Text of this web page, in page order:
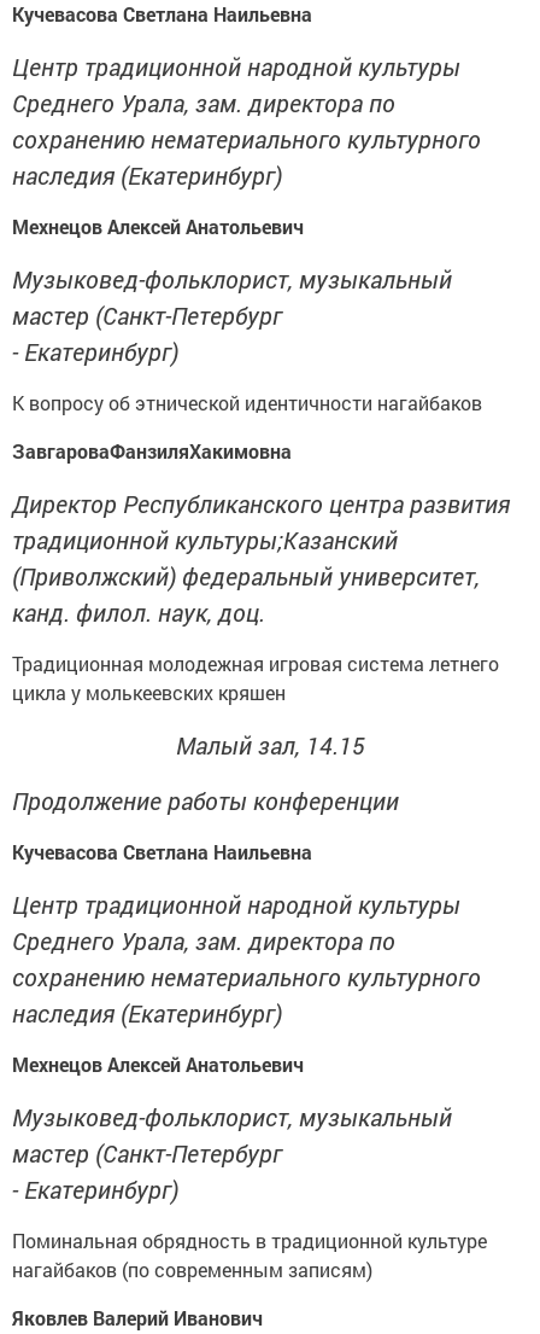
Кучевасова Светлана Наильевна
Центр традиционной народной культуры
Среднего Урала, зам. директора по
сохранению нематериального культурного
наследия (Екатеринбург)
Мехнецов Алексей Анатольевич
Музыковед-фольклорист, музыкальный
мастер (Санкт-Петербург
- Екатеринбург)
К вопросу об этнической идентичности нагайбаков
ЗавгароваФанзиляХакимовна
Директор Республиканского центра развития
традиционной культуры;Казанский
(Приволжский) федеральный университет,
канд. филол. наук, доц.
Традиционная молодежная игровая система летнего
цикла у молькеевских кряшен
Малый зал, 14.15
Продолжение работы конференции
Кучевасова Светлана Наильевна
Центр традиционной народной культуры
Среднего Урала, зам. директора по
сохранению нематериального культурного
наследия (Екатеринбург)
Мехнецов Алексей Анатольевич
Музыковед-фольклорист, музыкальный
мастер (Санкт-Петербург
- Екатеринбург)
Поминальная обрядность в традиционной культуре
нагайбаков (по современным записям)
Яковлев Валерий Иванович